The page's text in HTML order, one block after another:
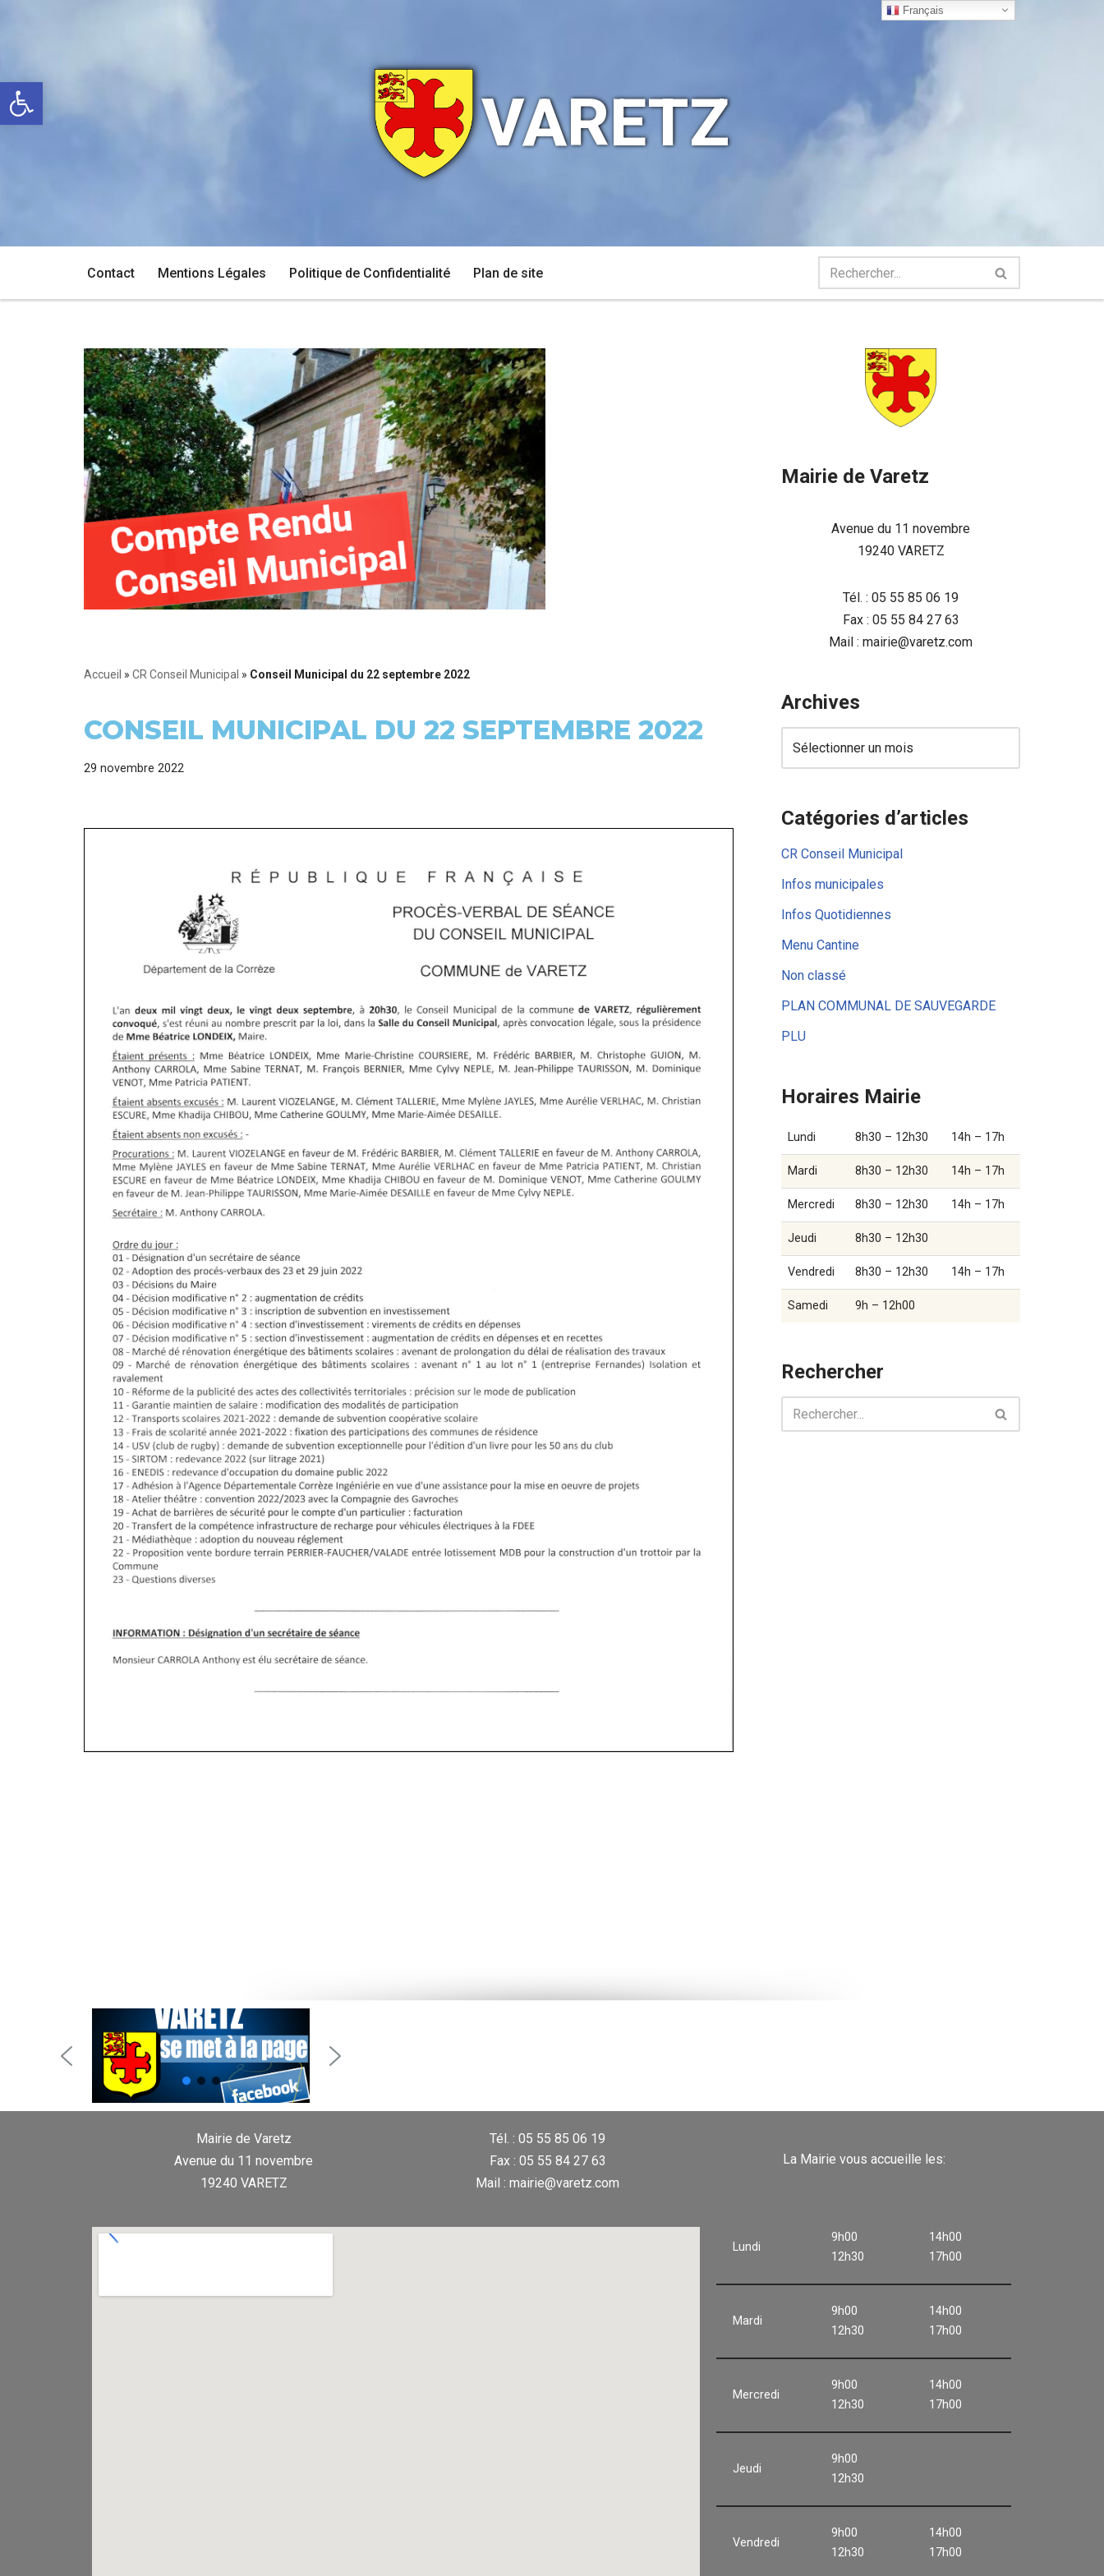
Ouvrir la barre d’outils
contenu
VARETZ
Contact Mentions Légales Politique de Confidentialité Plan de site
Accueil » CR Conseil Municipal » Conseil Municipal du 22 septembre 2022
CONSEIL MUNICIPAL DU 22 SEPTEMBRE 2022
29 novembre 2022
Mairie de Varetz
Avenue du 11 novembre
19240 VARETZ
Tél. : 05 55 85 06 19
Fax : 05 55 84 27 63
Mail : mairie@varetz.com
Archives
Catégories d’articles
CR Conseil Municipal
Infos municipales
Infos Quotidiennes
Menu Cantine
Non classé
PLAN COMMUNAL DE SAUVEGARDE
PLU
Horaires Mairie
Lundi 8h30 – 12h30 14h – 17h
Mardi 8h30 – 12h30 14h – 17h
Mercredi 8h30 – 12h30 14h – 17h
Jeudi 8h30 – 12h30
Vendredi 8h30 – 12h30 14h – 17h
Samedi 9h – 12h00
Rechercher
Mairie de Varetz
Avenue du 11 novembre
19240 VARETZ
Tél. : 05 55 85 06 19
Fax : 05 55 84 27 63
Mail : mairie@varetz.com
La Mairie vous accueille les:
Lundi
9h00
12h30
14h00
17h00
Mardi
9h00
12h30
14h00
17h00
Mercredi
9h00
12h30
14h00
17h00
Jeudi
9h00
12h30
Vendredi
9h00
12h30
14h00
17h00
Français